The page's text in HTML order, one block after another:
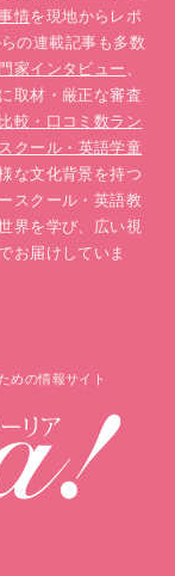
情を現地からレポ
の連載記事も多数
家インタビュー
取材・厳正な審査
較・口コミ数ラン
クール・英語学童
な文化背景を持つ
スクール・英語教
界を学び、広い視
お届けしていま
めの情報サイト